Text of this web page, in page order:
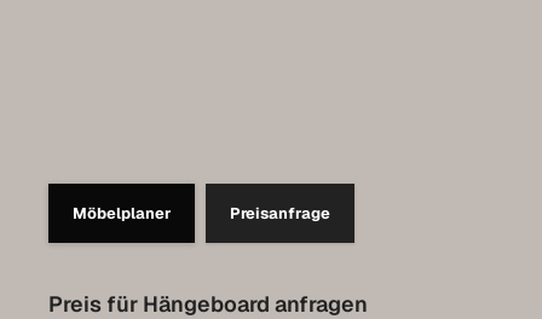
Möbelplaner Preisanfrage
Preis für Hängeboard anfragen